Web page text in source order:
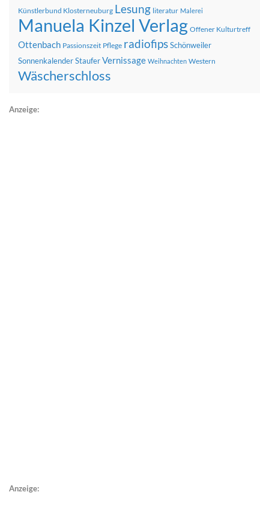
Künstlerbund Klosterneuburg Lesung literatur Malerei
Manuela Kinzel Verlag Offener Kulturtreff
Ottenbach Passionszeit Pflege radiofipsSchönweiler
SonnenkalenderStauferVernissage Weihnachten Western
Wäscherschloss
Anzeige:
Anzeige: